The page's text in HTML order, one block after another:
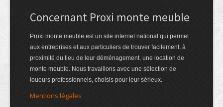
Concernant Proxi monte meuble
Proxi monte meuble est un site internet national qui permet
aux entreprises et aux particuliers de trouver facilement, à
proximité du lieu de leur déménagement, une location de
monte meuble. Nous travaillons avec une sélection de
loueurs professionnels, choisis pour leur sérieux.
Mentions légales